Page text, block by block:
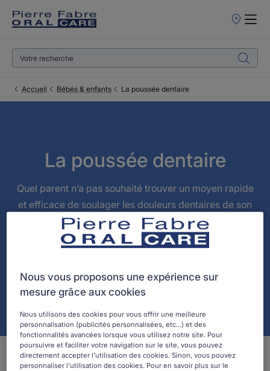
Points
Accueil Bébés & enfants La poussée dentaire
La poussée dentaire
Quel parent n’a pas souhaité trouver un moyen rapide
et efficace de soulager les douleurs dentaires de son
bébé, épuisé de pleurs et de souffrance lorsque ses
premières dents apparaissent ! D’autant que les
forme du nourrisson, au-delà de la sphère buccale.
2 résultats pour "La poussée dentaire"
Nous vous proposons une expérience sur
mesure grâce aux cookies
Nous utilisons des cookies pour vous offrir une meilleure
personnalisation (publicités personnalisées, etc...) et des
fonctionnalités avancées lorsque vous utilisez notre site. Pour
poursuivre et faciliter votre navigation sur le site, vous pouvez
directement accepter l'utilisation des cookies. Sinon, vous pouvez
personnaliser l'utilisation des cookies. Pour en savoir plus sur le